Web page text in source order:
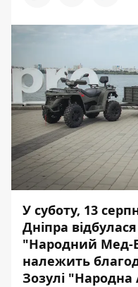
У суботу, 13
Дніпра
"Народний Мед-
належить
Зозулі "Народна